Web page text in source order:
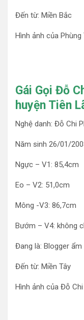
Đến từ: Miền Bắc
Hình ảnh của
Gái Gọi Đỗ
huyện Tiên
Nghệ danh: Đỗ Chi
Năm sinh 26/01/
Ngực – V1: 85,4cm
Eo – V2: 51,0cm
Mông -V3: 86,7cm
Bướm – V4: không
Đang là: Blogger
Đến từ: Miền Tây
Hình ảnh của Đỗ